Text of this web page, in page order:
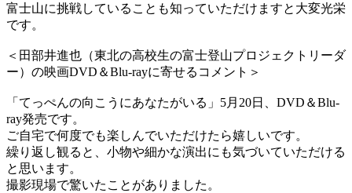
富士山に挑戦していることも知っていただけますと大変光栄
です。
＜田部井進也（東北の高校生の富士登山プロジェクトリーダ
ー）の映画DVD＆Blu-rayに寄せるコメント＞
「てっぺんの向こうにあなたがいる」5月20日、DVD＆Blu-
ray発売です。
ご自宅で何度でも楽しんでいただけたら嬉しいです。
繰り返し観ると、小物や細かな演出にも気づいていただける
と思います。
撮影現場で驚いたことがありました。